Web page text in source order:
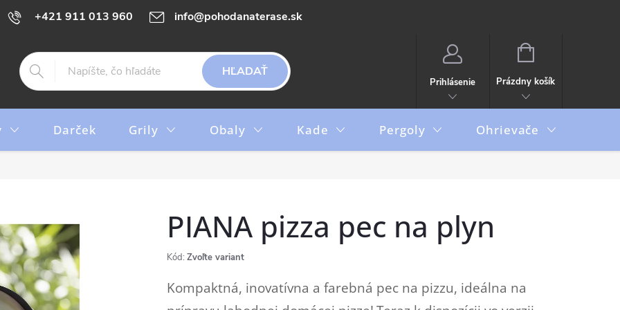
+421 911 013 960 info@pohodanaterase.sk
HĽADAŤ
Prihlásenie
NÁKUPNÝ
Prázdny košík
Darček Grily Obaly Kade Pergoly Ohrievače
PIANA pizza pec na plyn
Kód: Zvoľte variant
Kompaktná, inovatívna a farebná pec na pizzu, ideálna na